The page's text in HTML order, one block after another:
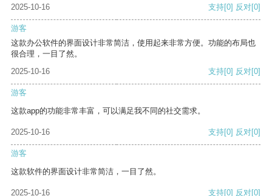
2025-10-16 支持[0] 反对[0]
游客
这款办公软件的界面设计非常简洁，使用起来非常方便。功能的布局也
很合理，一目了然。
2025-10-16
支持[0] 反对[0]
游客
这款app的功能非常丰富，可以满足我不同的社交需求。
2025-10-16 支持[0] 反对[0]
游客
这款软件的界面设计非常简洁，一目了然。
2025-10-16 支持[0] 反对[0]